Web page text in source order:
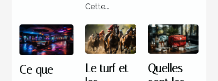
Cette...
Ce que
Le turf et
Quelles